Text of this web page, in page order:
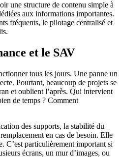
une structure de contenu simple à
aux informations importantes.
fréquents, le pilotage centralisé et
et le SAV
tous les jours. Une panne un
Pourtant, beaucoup de projets se
et oublient l’après. Qui intervient
de temps ? Comment
des supports, la stabilité du
en cas de besoin. Elle
C’est particulièrement important si
écrans, un mur d’images, ou